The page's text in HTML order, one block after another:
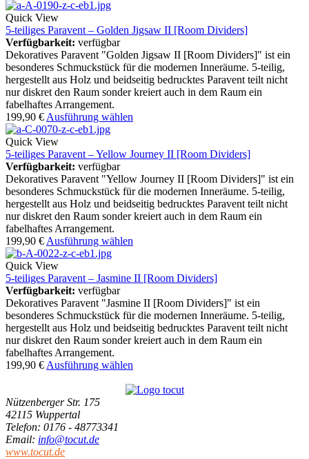
Quick View
5-teiliges Paravent – Golden Jigsaw II [Room Dividers]
Verfügbarkeit: verfügbar
Dekoratives Paravent "Golden Jigsaw II [Room Dividers]" ist ein
besonderes Schmuckstück für die modernen Inneräume. 5-teilig,
hergestellt aus Holz und beidseitig bedrucktes Paravent teilt nicht
nur diskret den Raum sonder kreiert auch in dem Raum ein
fabelhaftes Arrangement.
199,90 € Ausführung wählen
Quick View
5-teiliges Paravent – Yellow Journey II [Room Dividers]
Verfügbarkeit: verfügbar
Dekoratives Paravent "Yellow Journey II [Room Dividers]" ist ein
besonderes Schmuckstück für die modernen Inneräume. 5-teilig,
hergestellt aus Holz und beidseitig bedrucktes Paravent teilt nicht
nur diskret den Raum sonder kreiert auch in dem Raum ein
fabelhaftes Arrangement.
199,90 € Ausführung wählen
Quick View
5-teiliges Paravent – Jasmine II [Room Dividers]
Verfügbarkeit: verfügbar
Dekoratives Paravent "Jasmine II [Room Dividers]" ist ein
besonderes Schmuckstück für die modernen Inneräume. 5-teilig,
hergestellt aus Holz und beidseitig bedrucktes Paravent teilt nicht
nur diskret den Raum sonder kreiert auch in dem Raum ein
fabelhaftes Arrangement.
199,90 € Ausführung wählen
Nützenberger Str. 175
42115 Wuppertal
Telefon: 0176 - 48773341
Email: info@tocut.de
www.tocut.de